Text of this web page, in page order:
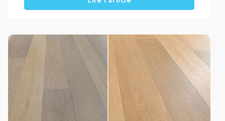
réalité, le grès cérame est une surface
surface. Cependant, lorsqu’on applique une cire
pour grès cérame ou une résine, des problèmes
esthétiques et techniques apparaissent souvent
à moyen terme. Ensuite, leur correction devient
plus complexe et plus coûteuse.